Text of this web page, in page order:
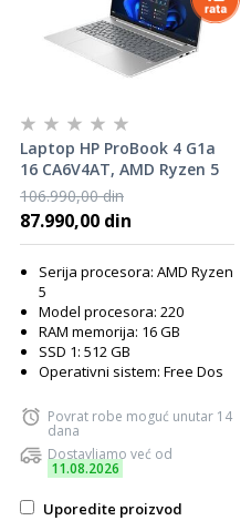
Laptop HP ProBook 4 G1a
16 CA6V4AT, AMD Ryzen 5
220, 16GB RAM, 512GB SSD,
DOS
106.990,00 din
87.990,00 din
Serija procesora: AMD Ryzen
5
Model procesora: 220
RAM memorija: 16 GB
SSD 1: 512 GB
Operativni sistem: Free Dos
Povrat robe moguć unutar 14
dana
Dostavljamo već od
11.08.2026
Uporedite proizvod